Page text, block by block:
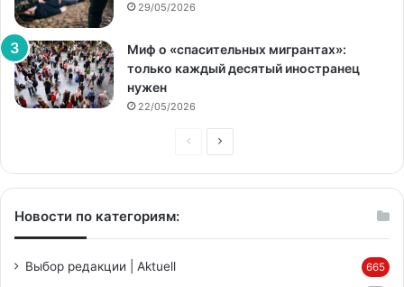
29/05/2026
Миф о «спасительных мигрантах»:
только каждый десятый иностранец
нужен
22/05/2026
Предыдущая
Следующая
Новости по категориям:
Выбор редакции | Aktuell 665